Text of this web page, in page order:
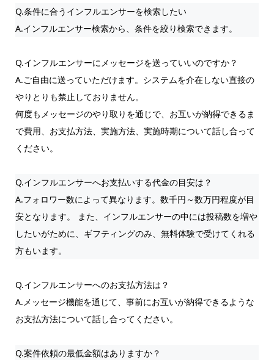
Q.条件に合うインフルエンサーを検索したい
A.インフルエンサー検索から、条件を絞り検索できます。
Q.インフルエンサーにメッセージを送っていいのですか？
A.ご自由に送っていただけます。システムを介在しない直接の
やりとりも禁止しておりません。
何度もメッセージのやり取りを通じで、お互いが納得できるま
で費用、お支払方法、実施方法、実施時期について話し合って
ください。
Q.インフルエンサーへお支払いする代金の目安は？
A.フォロワー数によって異なります。数千円～数万円程度が目
安となります。 また、インフルエンサーの中には投稿数を増や
したいがために、ギフティングのみ、無料体験で受けてくれる
方もいます。
Q.インフルエンサーへのお支払方法は？
A.メッセージ機能を通じて、事前にお互いが納得できるような
お支払方法について話し合ってください。
Q.案件依頼の最低金額はありますか？